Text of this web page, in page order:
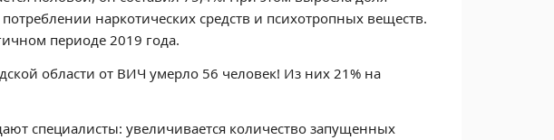
наркотических средств и психотропных веществ.
периоде 2019 года.
области от ВИЧ умерло 56 человек! Из них 21% на
специалисты: увеличивается количество запущенных